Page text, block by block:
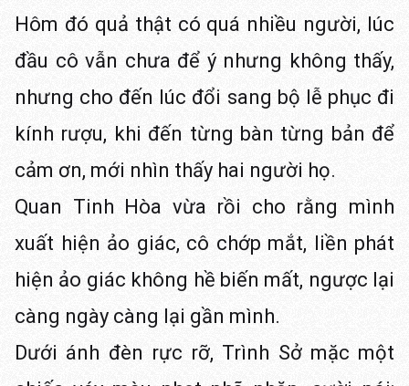
Hôm đó quả thật có quá nhiều người, lúc
đầu cô vẫn chưa để ý nhưng không thấy,
nhưng cho đến lúc đổi sang bộ lễ phục đi
kính rượu, khi đến từng bàn từng bản để
cảm ơn, mới nhìn thấy hai người họ.
Quan Tinh Hòa vừa rồi cho rằng mình
xuất hiện ảo giác, cô chớp mắt, liền phát
hiện ảo giác không hề biến mất, ngược lại
càng ngày càng lại gần mình.
Dưới ánh đèn rực rỡ, Trình Sở mặc một